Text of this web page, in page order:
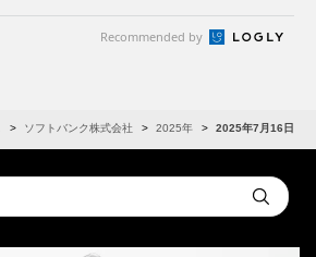
Recommended by
ソフトバンク株式会社 2025年 2025年7月16日
Submit